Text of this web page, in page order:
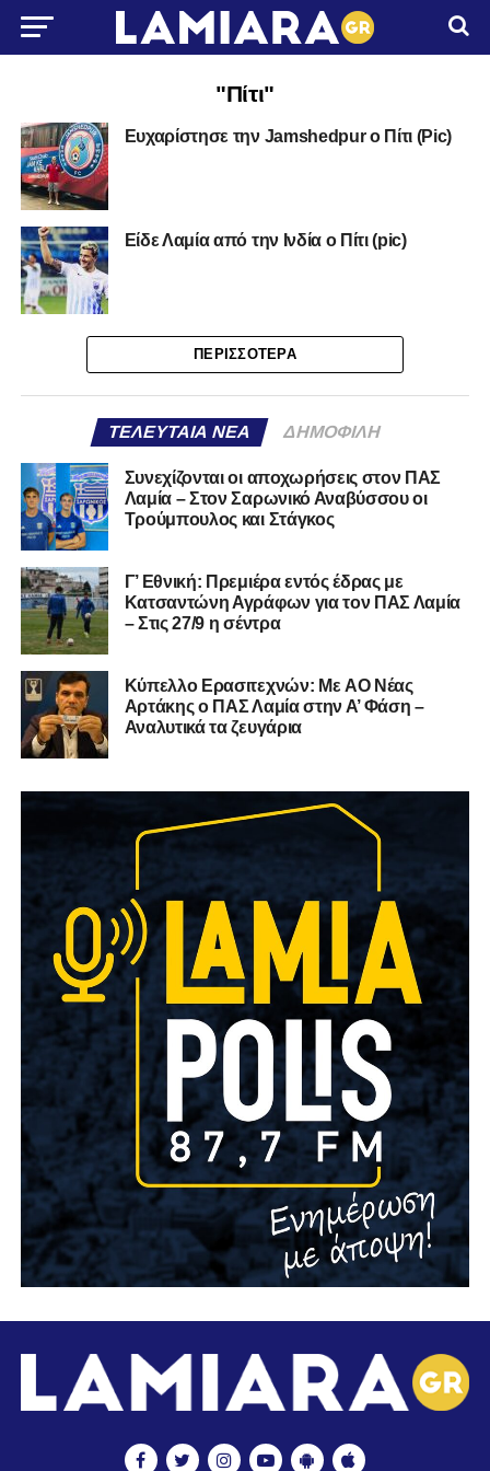
"Πίτι"
Ευχαρίστησε την Jamshedpur ο Πίτι (Pic)
Eίδε Λαμία από την Ινδία ο Πίτι (pic)
ΠΕΡΙΣΣΌΤΕΡΑ
ΤΕΛΕΥΤΑΊΑ ΝΈΑ ΔΗΜΟΦΙΛΉ
Συνεχίζονται οι αποχωρήσεις στον ΠΑΣ
Λαμία – Στον Σαρωνικό Αναβύσσου οι
Τρούμπουλος και Στάγκος
Γ’ Εθνική: Πρεμιέρα εντός έδρας με
Κατσαντώνη Αγράφων για τον ΠΑΣ Λαμία
– Στις 27/9 η σέντρα
Kύπελλο Ερασιτεχνών: Με AO Nέας
Αρτάκης ο ΠΑΣ Λαμία στην Α’ Φάση –
Αναλυτικά τα ζευγάρια